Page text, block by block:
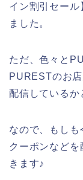
イン割引セール
ました。
ただ、色々と
PURESTのお
配信しているか
なので、もしも
クーポンなど
きます♪